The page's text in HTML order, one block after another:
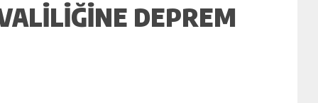
DEPREM